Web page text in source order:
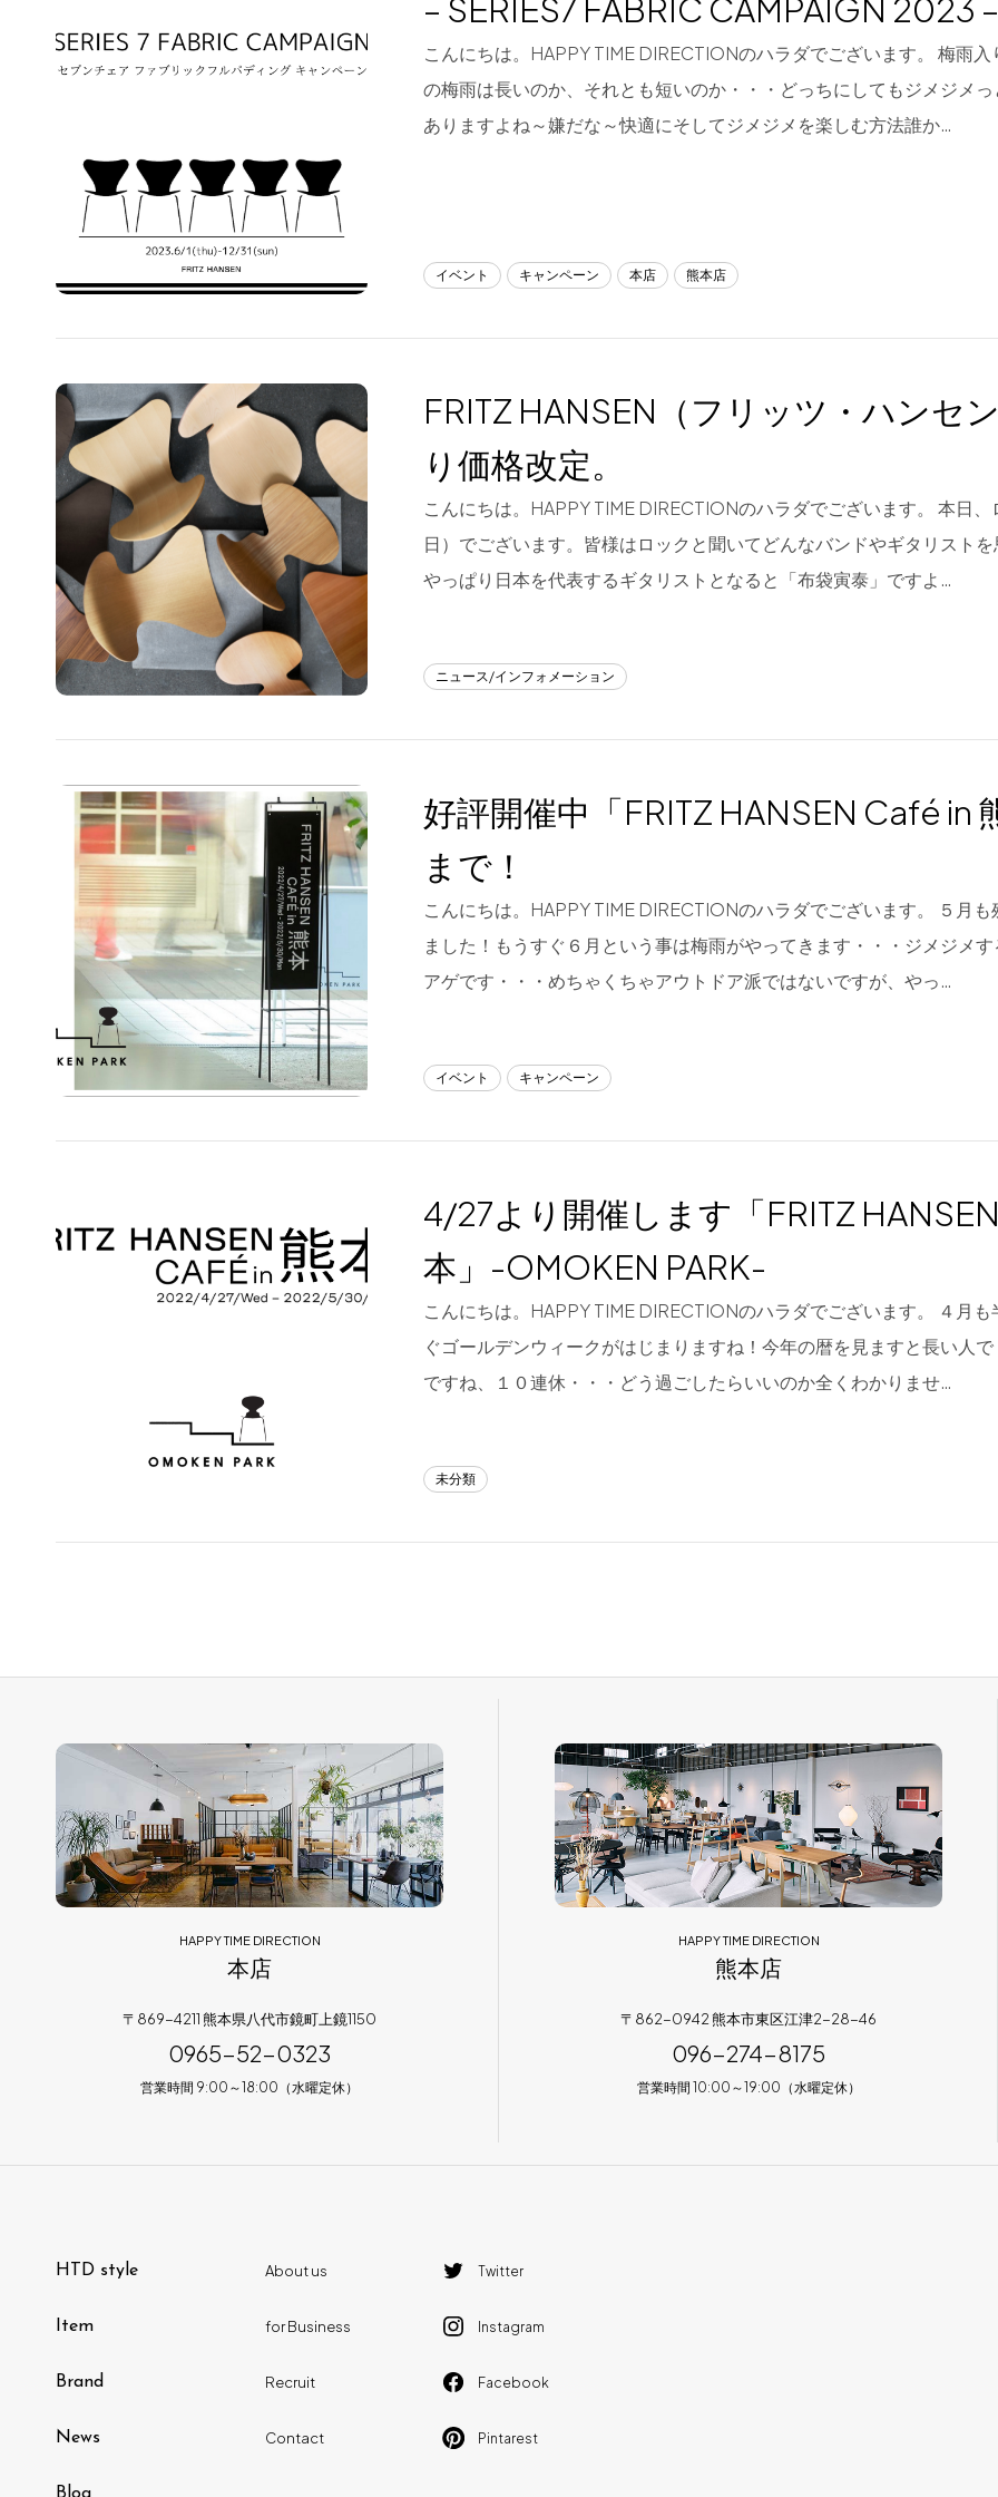
Recruit
Contact
フラッグシップストア
0965-52-0323
熊本店
096-274-8175
Arv
0965-45-9282
– SERIES7 FABRIC CAMPAIGN 2023 –
こんにちは。HAPPY TIME DIRECTIONのハラダでございます。 梅雨
の梅雨は長いのか、それとも短いのか・・・どっちにしてもジメジメ
ありますよね～嫌だな～快適にそしてジメジメを楽しむ方法誰か…
イベント キャンペーン 本店 熊本店
FRITZ HANSEN（フリッツ・ハンセ
り価格改定。
こんにちは。HAPPY TIME DIRECTIONのハラダでございます。 本日
日）でございます。皆様はロックと聞いてどんなバンドやギタリスト
やっぱり日本を代表するギタリストとなると「布袋寅泰」ですよ…
ニュース/インフォメーション
好評開催中「FRITZ HANSEN Café in
まで！
こんにちは。HAPPY TIME DIRECTIONのハラダでございます。 ５月
ました！もうすぐ６月という事は梅雨がやってきます・・・ジメジメ
アゲです・・・めちゃくちゃアウトドア派ではないですが、やっ…
イベント キャンペーン
4/27より開催します「FRITZ
本」-OMOKEN PARK-
こんにちは。HAPPY TIME DIRECTIONのハラダでございます。 ４月
ぐゴールデンウィークがはじまりますね！今年の暦を見ますと長い人
ですね、１０連休・・・どう過ごしたらいいのか全くわかりませ…
未分類
HAPPY TIME DIRECTION
本店
〒869-4211 熊本県八代市鏡町上鏡1150
0965-52-0323
営業時間 9:00～18:00（水曜定休）
HAPPY TIME DIRECTION
熊本店
〒862-0942 熊本市東区江津2-28-46
096-274-8175
営業時間 10:00～19:00（水曜定休）
HTD style
Item
Brand
News
Blog
About us
for Business
Recruit
Contact
Twitter
Instagram
Facebook
Pintarest